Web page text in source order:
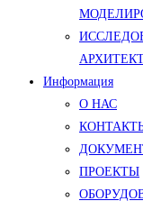
Информация
О НАС
ПРОЕКТЫ